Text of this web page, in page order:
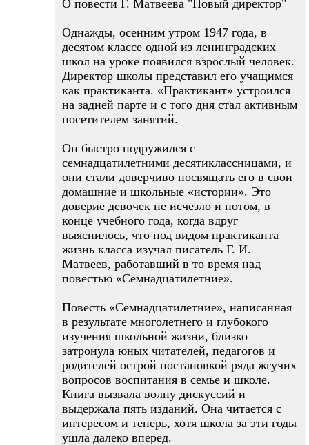
О повести Г. Матвеева "Новый директор"
Однажды, осенним утром 1947 года, в
десятом классе одной из ленинградских
школ на уроке появился взрослый человек.
Директор школы представил его учащимся
как практиканта. «Практикант» устроился
на задней парте и с того дня стал активным
посетителем занятий.
Он быстро подружился с
семнадцатилетними десятиклассницами, и
они стали доверчиво посвящать его в свои
домашние и школьные «истории». Это
доверие девочек не исчезло и потом, в
конце учебного года, когда вдруг
выяснилось, что под видом практиканта
жизнь класса изучал писатель Г. И.
Матвеев, работавший в то время над
повестью «Семнадцатилетние».
Повесть «Семнадцатилетние», написанная
в результате многолетнего и глубокого
изучения школьной жизни, близко
затронула юных читателей, педагогов и
родителей острой постановкой ряда жгучих
вопросов воспитания в семье и школе.
Книга вызвала волну дискуссий и
выдержала пять изданий. Она читается с
интересом и теперь, хотя школа за эти годы
ушла далеко вперед.